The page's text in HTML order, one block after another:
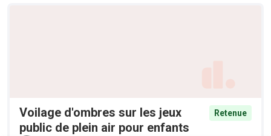
Voilage d'ombres sur les jeux
public de plein air pour enfants
Retenue